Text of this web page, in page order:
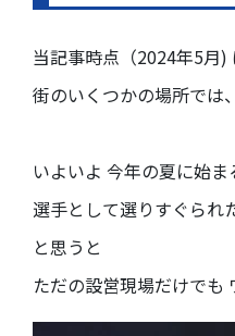
当記事時点（2024年5月
街のいくつかの場所では
いよいよ 今年の夏に始
選手として選りすぐられ
と思うと
ただの設営現場だけでも